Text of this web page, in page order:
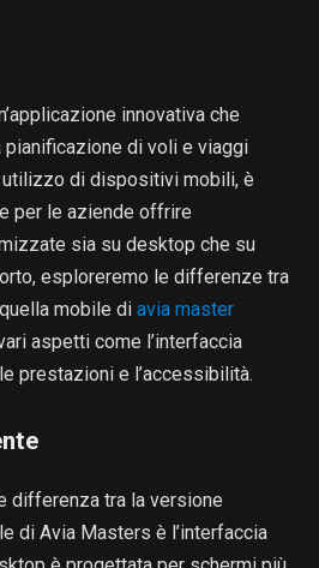
innovativa che
di voli e viaggi
utilizzo di dispositivi mobili, è
per le aziende offrire
sia su desktop che su
esploreremo le differenze tra
mobile di avia master
aspetti come l’interfaccia
prestazioni e l’accessibilità.
differenza tra la versione
di Avia Masters è l’interfaccia